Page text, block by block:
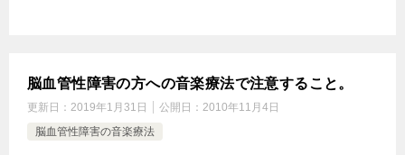
脳血管性障害の方への音楽療法で注意すること。
更新日： 2019年1月31日 公開日： 2010年11月4日
脳血管性障害の音楽療法